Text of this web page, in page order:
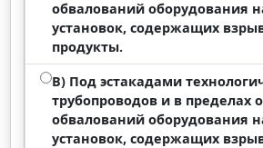
обвалований оборудования
установок, содержащих
продукты.
В) Под эстакадами
трубопроводов и в пределах
обвалований оборудования
установок, содержащих